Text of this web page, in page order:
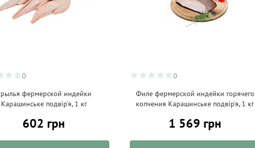
0
фермерской индейки
Карашинське подвір'я, 1 кг
602 грн
0
Филе фермерской индейки горячего
копчения Карашинське подвір'я, 1 кг
1 569 грн